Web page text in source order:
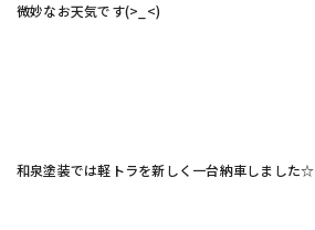
微妙なお天気です(>_<)
和泉塗装では軽トラを新しく一台納車しました☆